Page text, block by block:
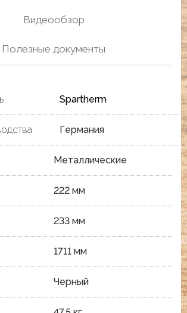
Видеообзор
Полезные документы
Spartherm
Германия
Металлические
222 мм
233 мм
1711 мм
Черный